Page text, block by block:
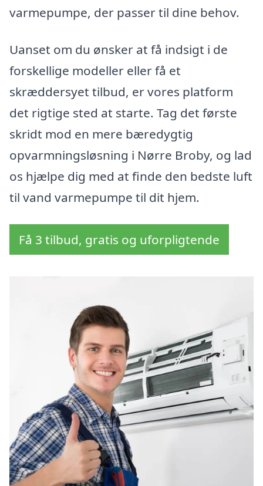
varmepumpe, der passer til dine behov.
Uanset om du ønsker at få indsigt i de
forskellige modeller eller få et
skræddersyet tilbud, er vores platform
det rigtige sted at starte. Tag det første
skridt mod en mere bæredygtig
opvarmningsløsning i Nørre Broby, og lad
os hjælpe dig med at finde den bedste luft
til vand varmepumpe til dit hjem.
Få 3 tilbud, gratis og uforpligtende